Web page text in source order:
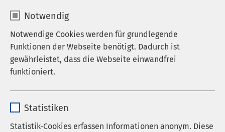
Notwendig
Notwendige Cookies werden für grundlegende
Funktionen der Webseite benötigt. Dadurch ist
gewährleistet, dass die Webseite einwandfrei
funktioniert.
Anbieter sgalinski
Statistiken
Statistik-Cookies erfassen Informationen anonym. Diese